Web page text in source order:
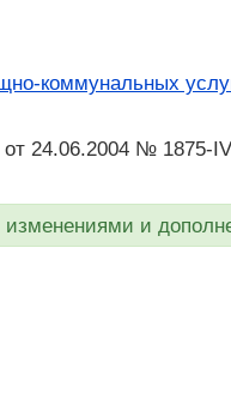
коммунальных
24.06.2004 № 1875-IV
и